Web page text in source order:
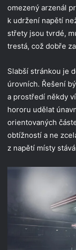
omezený arzenál
k udržení napětí
střety jsou tvrdé,
trestá, což dobře
Slabší stránkou je
úrovních. Řešení
a prostředí někdy
hororu udělat
orientovaných
obtížností a ne
z napětí místy